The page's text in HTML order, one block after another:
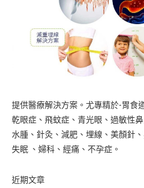
提供醫療解決方案。尤專精於-胃食
乾眼症、飛蚊症、青光眼、過敏性
水腫、針灸、減肥、埋線、美顏針
失眠 、婦科、經痛、不孕症。
近期文章